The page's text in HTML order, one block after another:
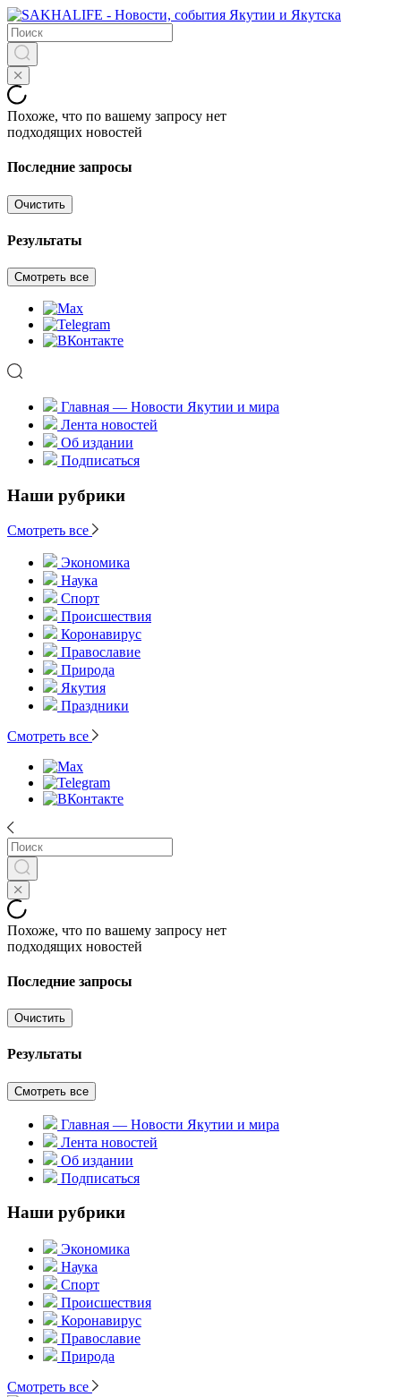
Похоже, что по вашему запросу нет
подходящих новостей
Последние запросы
Очистить
Результаты
Смотреть все
Главная — Новости Якутии и мира
Лента новостей
Об издании
Подписаться
Наши рубрики
Смотреть все
Экономика
Наука
Спорт
Происшествия
Коронавирус
Православие
Природа
Якутия
Праздники
Смотреть все
Похоже, что по вашему запросу нет
подходящих новостей
Последние запросы
Очистить
Результаты
Смотреть все
Главная — Новости Якутии и мира
Лента новостей
Об издании
Подписаться
Наши рубрики
Экономика
Наука
Спорт
Происшествия
Коронавирус
Православие
Природа
Смотреть все